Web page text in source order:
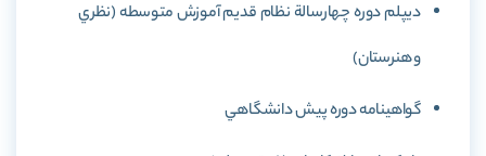
ديپلم دوره چهارسالة نظام قديم آموزش متوسطه (نظري
و هنرستان)
گواهينامه دوره پيش دانشگاهي